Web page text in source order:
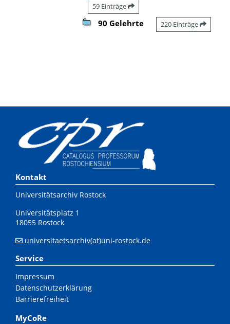
59 Einträge
90 Gelehrte 220 Einträge
Kontakt
Universitätsarchiv Rostock
Universitätsplatz 1
18055 Rostock
universitaetsarchiv(at)uni-rostock.de
Service
Impressum
Datenschutzerklärung
Barrierefreiheit
MyCoRe